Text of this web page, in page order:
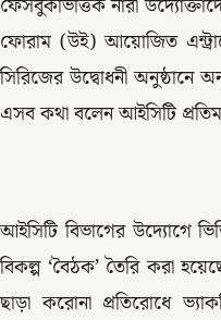
ফোরাম (উই) আয়োজিত
সিরিজের উদ্বোধনী অনুষ্ঠানে
এসব কথা বলেন আইসিটি
আইসিটি বিভাগের উদ্যোগে
বিকল্প ‘বৈঠক’ তৈরি করা
ছাড়া করোনা প্রতিরোধে